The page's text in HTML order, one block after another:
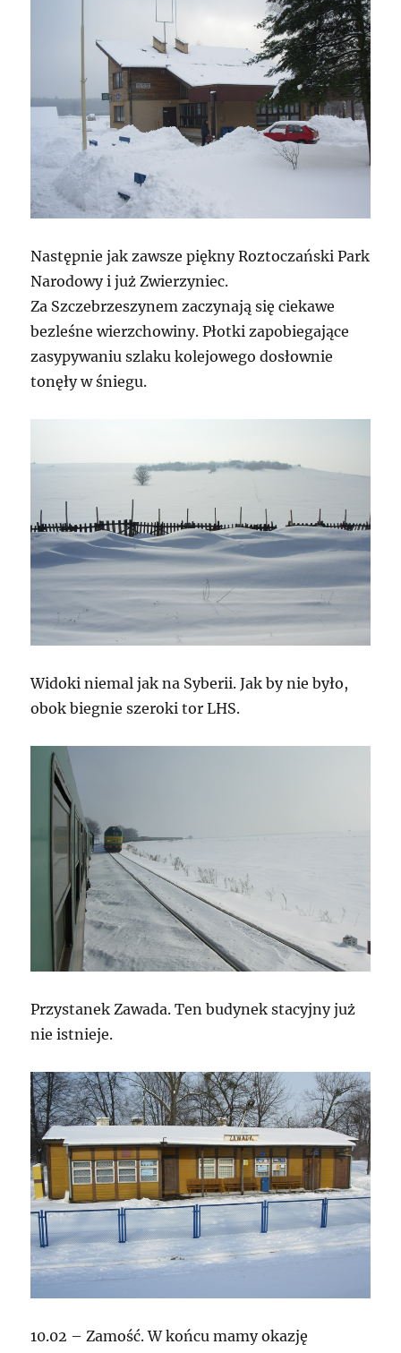
Następnie jak zawsze piękny Roztoczański Park
Narodowy i już Zwierzyniec.
Za Szczebrzeszynem zaczynają się ciekawe
bezleśne wierzchowiny. Płotki zapobiegające
zasypywaniu szlaku kolejowego dosłownie
tonęły w śniegu.
Widoki niemal jak na Syberii. Jak by nie było,
obok biegnie szeroki tor LHS.
Przystanek Zawada. Ten budynek stacyjny już
nie istnieje.
10.02 – Zamość. W końcu mamy okazję